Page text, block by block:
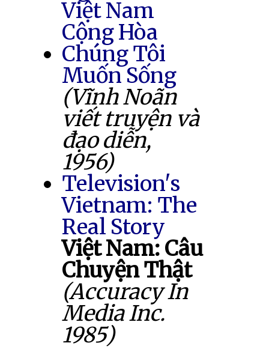
Việt Nam
Cộng Hòa
Chúng Tôi
Muốn Sống
(Vĩnh Noãn
viết truyện và
đạo diễn,
1956)
Television's
Vietnam: The
Real Story
Việt Nam: Câu
Chuyện Thật
(Accuracy In
Media Inc.
1985)